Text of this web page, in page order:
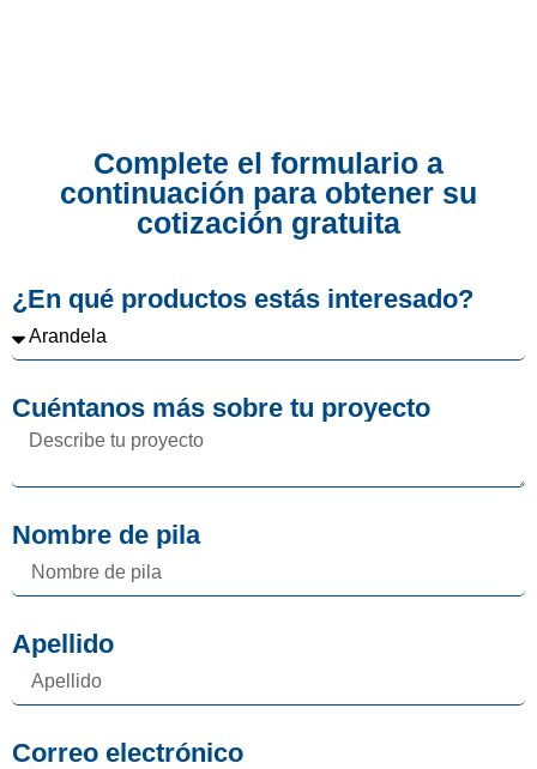
Complete el formulario a
continuación para obtener su
cotización gratuita
¿En qué productos estás interesado?
Cuéntanos más sobre tu proyecto
Nombre de pila
Apellido
Correo electrónico